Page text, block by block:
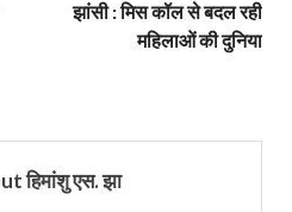
झांसी : मिस कॉल से बदल रही
महिलाओं की दुनिया
हिमांशु एस. झा